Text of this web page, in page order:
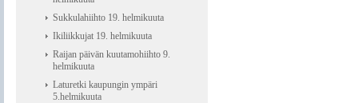
Sukkulahiihto 19. helmikuuta
Ikiliikkujat 19. helmikuuta
Raijan päivän kuutamohiihto 9.
helmikuuta
Laturetki kaupungin ympäri
5.helmikuuta